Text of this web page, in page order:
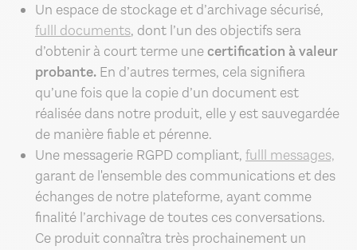
Un espace de stockage et d’archivage sécurisé,
fulll documents, dont l’un des objectifs sera
d’obtenir à court terme unecertification à valeur
probante. En d’autres termes, cela signifiera
qu’une fois que la copie d’un document est
réalisée dans notre produit, elle y est sauvegardée
de manière fiable et pérenne.
Une messagerie RGPD compliant, fulll messages,
garant de l'ensemble des communications et des
échanges de notre plateforme, ayant comme
finalité l’archivage de toutes ces conversations.
Ce produit connaîtra très prochainement un